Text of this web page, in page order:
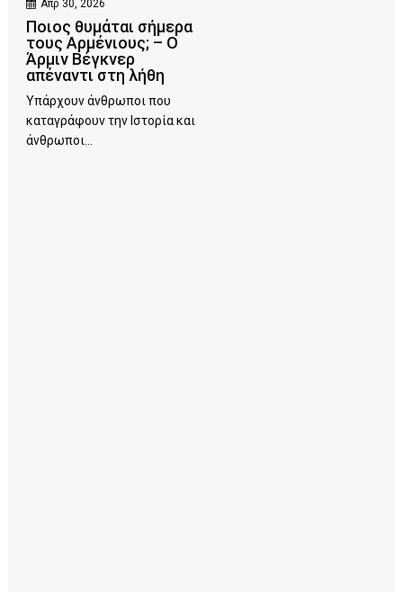
Απρ 30, 2026
Ποιος θυμάται σήμερα
τους Αρμένιους; – Ο
Άρμιν Βέγκνερ
απέναντι στη λήθη
Υπάρχουν άνθρωποι που
καταγράφουν την Ιστορία και
άνθρωποι...